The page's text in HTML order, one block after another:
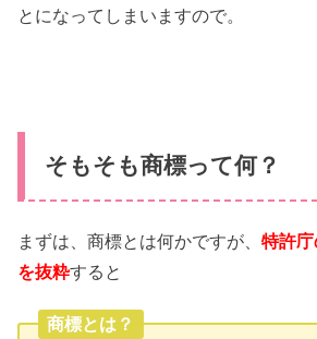
とになってしまいますので。
そもそも商標って何？
まずは、商標とは何かですが、特許
を抜粋すると
商標とは？